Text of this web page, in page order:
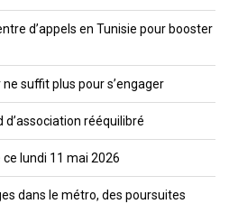
d’appels en Tunisie pour booster
suffit plus pour s’engager
d’association rééquilibré
ce lundi 11 mai 2026
dans le métro, des poursuites